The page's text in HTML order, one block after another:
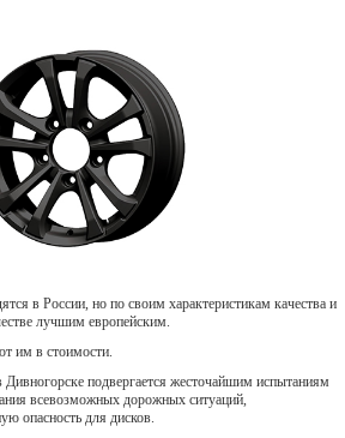
в России, но по своим характеристикам качества и
лучшим европейским.
им в стоимости.
Дивногорске подвергается жесточайшим испытаниям
всевозможных дорожных ситуаций,
опасность для дисков.